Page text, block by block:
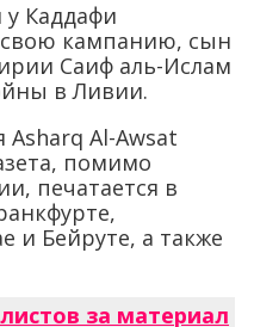
у Каддафи
кампанию, сын
Саиф аль-Ислам
в Ливии.
Al-Awsat
помимо
печатается в
и Бейруте, а также
за материал